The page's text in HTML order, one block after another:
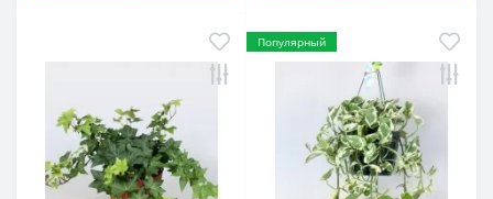
Популярный